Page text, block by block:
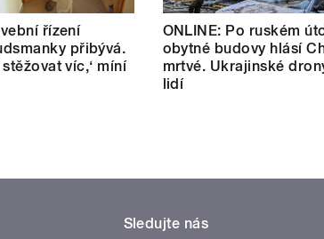
řízení
přibývá.
víc,‘ míní
ONLINE: Po ruském
obytné budovy hlásí
mrtvé. Ukrajinské
lidí
Sledujte nás